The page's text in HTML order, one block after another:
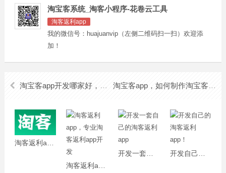
淘宝客系统_淘客小程序-花卷云工具
淘客返利app
我的微信号：huajuanvip（左侧二维码扫一扫）欢迎添
加！
淘宝客app开发哪家好，淘宝客app！ 淘宝客app，如何制作淘宝客app